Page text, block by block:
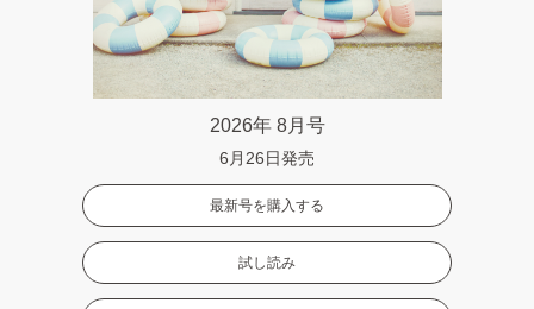
2026年 8月号
6月26日発売
最新号を購入する
試し読み